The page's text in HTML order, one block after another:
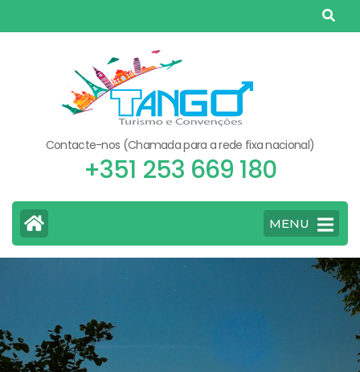
to
Contacte-nos (Chamada para a rede fixa nacional)
+351 253 669 180
MENU